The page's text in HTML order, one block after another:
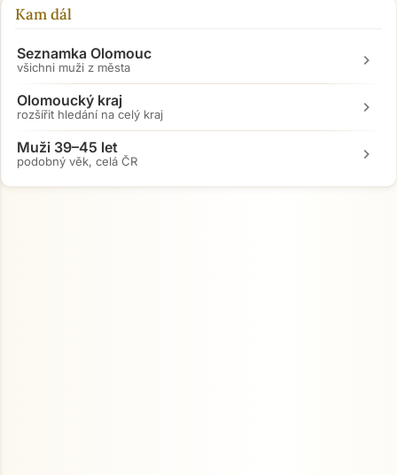
Kam dál
Seznamka Olomouc
všichni muži z města chevron_right
Olomoucký kraj
rozšířit hledání na celý kraj chevron_right
Muži 39–45 let
podobný věk, celá ČR chevron_right